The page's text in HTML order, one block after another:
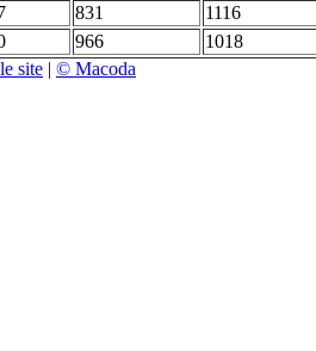
831
1116
966
1018
site | © Macoda